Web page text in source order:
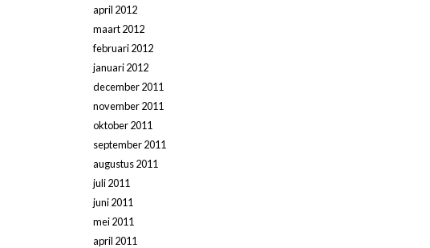
april 2012
maart 2012
februari 2012
januari 2012
december 2011
november 2011
oktober 2011
september 2011
augustus 2011
juli 2011
juni 2011
mei 2011
april 2011